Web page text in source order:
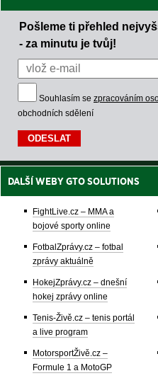
Pošleme ti přehled
- za minutu je tvůj!
Souhlasím se zpracováním
obchodních sdělení
DALŠÍ WEBY GTO SOLUTIONS
FightLive.cz – MMA a
bojové sporty online
FotbalZprávy.cz – fotbal
zprávy aktuálně
HokejZprávy.cz – dnešní
hokej zprávy online
Tenis-Živě.cz – tenis portál
a live program
MotorsportŽivě.cz –
Formule 1 a MotoGP